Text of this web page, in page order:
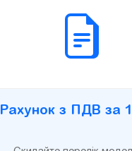
Рахунок з ПДВ за